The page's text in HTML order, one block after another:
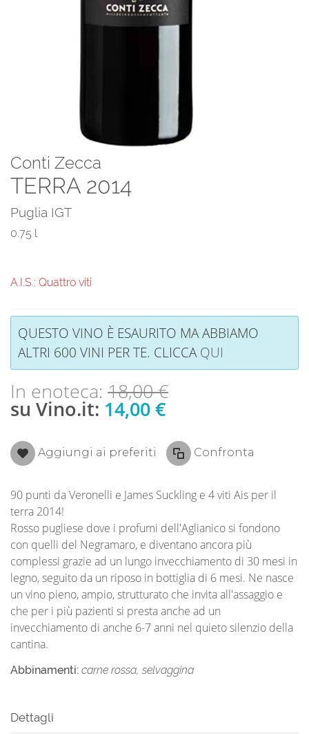
Conti Zecca
TERRA 2014
Puglia IGT
0.75 l
A.I.S.: Quattro viti
QUESTO VINO È ESAURITO MA ABBIAMO
ALTRI 600 VINI PER TE. CLICCAQUI
In enoteca: 18,00 €
su Vino.it: 14,00 €
Aggiungi ai preferiti Confronta
90 punti da Veronelli e James Suckling e 4 viti Ais per il
terra 2014!
Rosso pugliese dove i profumi dell'Aglianico si fondono
con quelli del Negramaro, e diventano ancora più
complessi grazie ad un lungo invecchiamento di 30 mesi in
legno, seguito da un riposo in bottiglia di 6 mesi. Ne nasce
un vino pieno, ampio, strutturato che invita all'assaggio e
che per i più pazienti si presta anche ad un
invecchiamento di anche 6-7 anni nel quieto silenzio della
cantina.
Abbinamenti: carne rossa, selvaggina
Dettagli